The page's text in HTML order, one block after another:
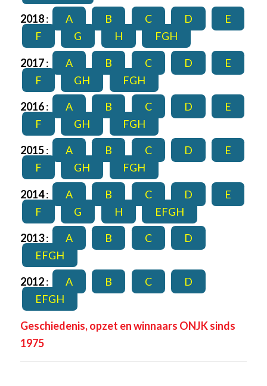
2018: A B C D
E
F
G H FGH
2017: A B C D
E
F
GH FGH
2016: A B C D
E
F
GH FGH
2015: A B C D
E
F
GH FGH
2014: A B C D
E
F
G H EFGH
2013: A B C
D
EFGH
2012: A B C
D
EFGH
Geschiedenis, opzet en winnaars ONJK sinds
1975